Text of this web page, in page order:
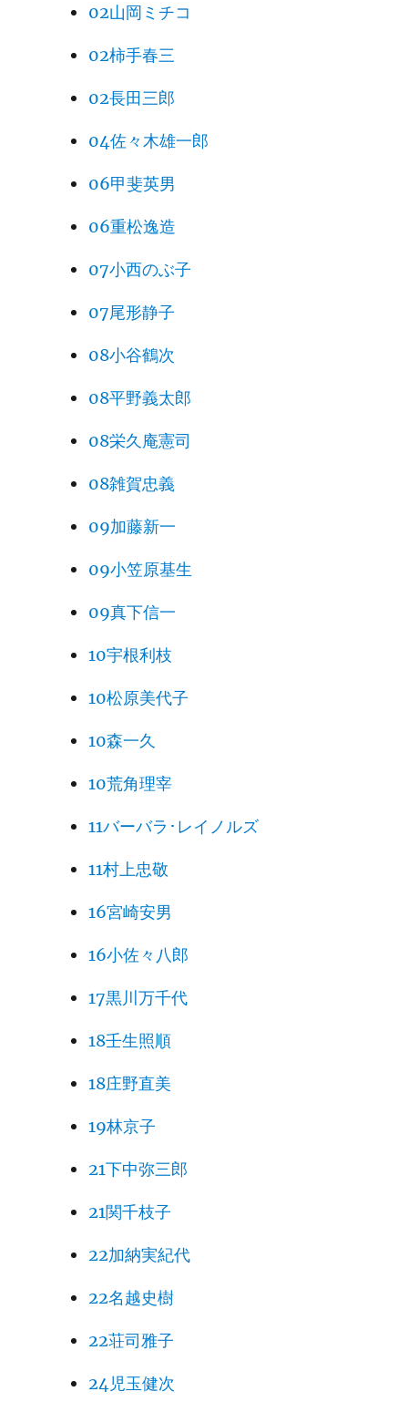
02山岡ミチコ
02柿手春三
02長田三郎
04佐々木雄一郎
06甲斐英男
06重松逸造
07小西のぶ子
07尾形静子
08小谷鶴次
08平野義太郎
08栄久庵憲司
08雑賀忠義
09加藤新一
09小笠原基生
09真下信一
10宇根利枝
10松原美代子
10森一久
10荒角理宰
11バーバラ･レイノルズ
11村上忠敬
16宮崎安男
16小佐々八郎
17黒川万千代
18壬生照順
18庄野直美
19林京子
21下中弥三郎
21関千枝子
22加納実紀代
22名越史樹
22荘司雅子
24児玉健次